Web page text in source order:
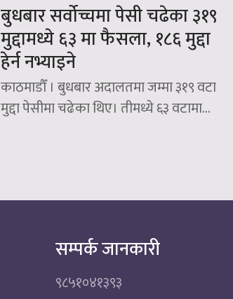
बुधबार सर्वोच्चमा पेसी चढेका ३१९
मुद्दामध्ये ६३ मा फैसला, १८६ मुद्दा
हेर्न नभ्याइने
काठमाडौँ । बुधबार अदालतमा जम्मा ३१९ वटा
मुद्दा पेसीमा चढेका थिए। तीमध्ये ६३ वटामा...
सम्पर्क जानकारी
९८५१०४१३९३